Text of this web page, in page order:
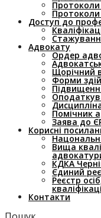
Протоколи
Протоколи
Доступ до
Адвокату
Ордер
Щорічний
Форми
Помічник
Заява до
Корисні
Вища
КДКА
Єдиний
Реєстр
Контакти